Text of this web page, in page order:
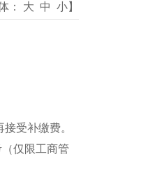
： 大 中 小】
受补缴费。
仅限工商管